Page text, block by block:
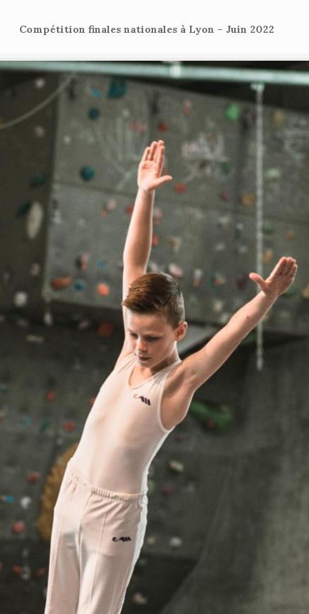
Compétition finales nationales à Lyon – Juin 2022